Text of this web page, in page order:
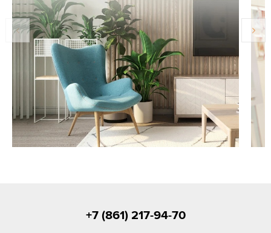
+7 (861) 217-94-70